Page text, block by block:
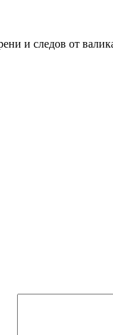
и следов от